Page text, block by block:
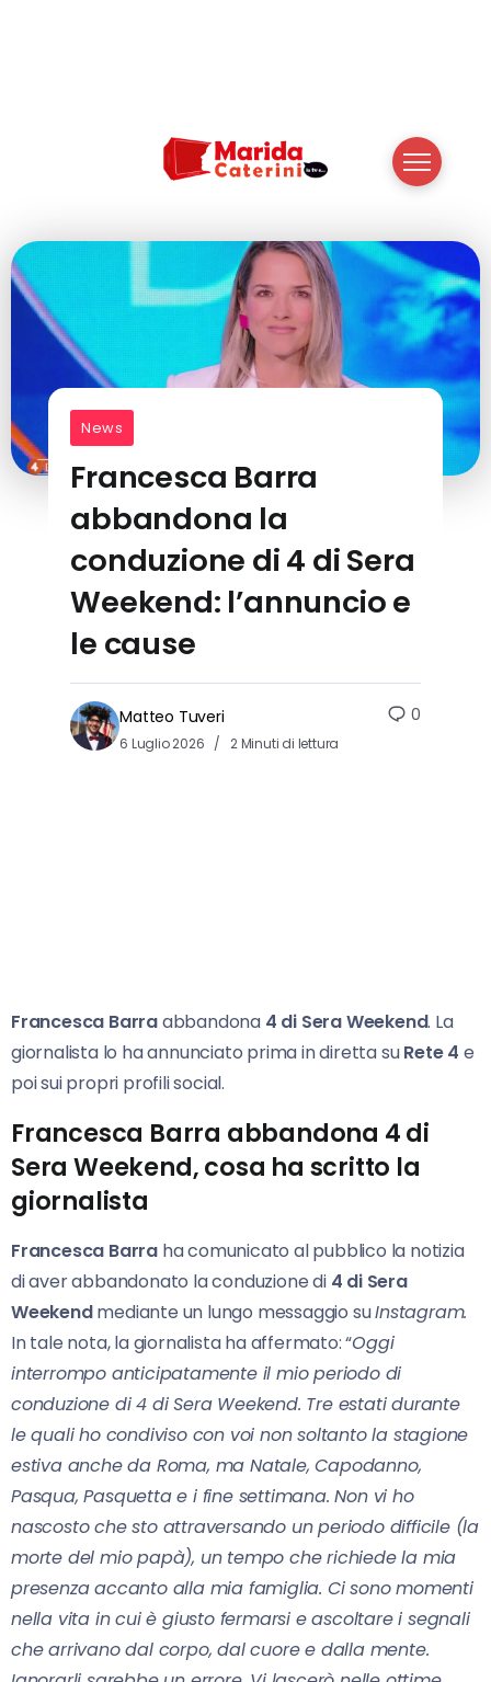
News
Francesca Barra
abbandona la
conduzione di 4 di Sera
Weekend: l’annuncio e
le cause
Matteo Tuveri
6 Luglio 2026 2 Minuti di lettura
0
Francesca Barraabbandona 4 di Sera Weekend. La
giornalista lo ha annunciato prima in diretta suRete 4 e
poi sui propri profili social.
Francesca Barra abbandona 4 di
Sera Weekend, cosa ha scritto la
giornalista
Francesca Barra ha comunicato al pubblico la notizia
di aver abbandonato la conduzione di 4 di Sera
Weekendmediante un lungo messaggio suInstagram.
In tale nota, la giornalista ha affermato: “Oggi
interrompo anticipatamente il mio periodo di
conduzione di 4 di Sera Weekend. Tre estati durante
le quali ho condiviso con voi non soltanto la stagione
estiva anche da Roma, ma Natale, Capodanno,
Pasqua, Pasquetta e i fine settimana. Non vi ho
nascosto che sto attraversando un periodo difficile (la
morte del mio papà), un tempo che richiede la mia
presenza accanto alla mia famiglia. Ci sono momenti
nella vita in cui è giusto fermarsi e ascoltare i segnali
che arrivano dal corpo, dal cuore e dalla mente.